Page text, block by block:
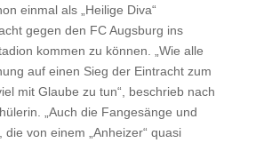
einmal als „Heilige Diva“
gegen den FC Augsburg ins
kommen zu können. „Wie alle
auf einen Sieg der Eintracht zum
mit Glaube zu tun“, beschrieb nach
„Auch die Fangesänge und
von einem „Anheizer“ quasi